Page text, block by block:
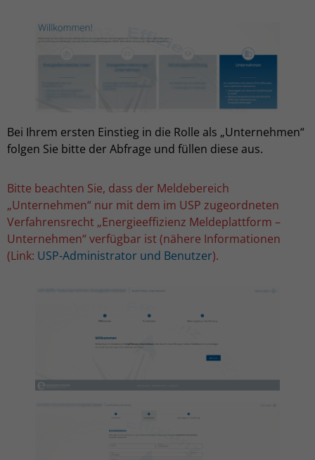
Bei Ihrem ersten Einstieg in die Rolle als „Unternehmen“
folgen Sie bitte der Abfrage und füllen diese aus.
Bitte beachten Sie, dass der Meldebereich
„Unternehmen“ nur mit dem im USP zugeordneten
Verfahrensrecht „Energieeffizienz Meldeplattform –
Unternehmen“ verfügbar ist (nähere Informationen
(Link: USP-Administrator und Benutzer).